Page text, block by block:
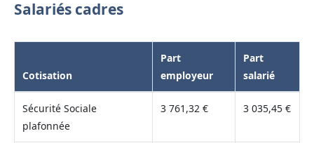
Salariés cadres
Cotisation
Part
employeur
Part
salarié
Sécurité Sociale
plafonnée
3 761,32 € 3 035,45 €